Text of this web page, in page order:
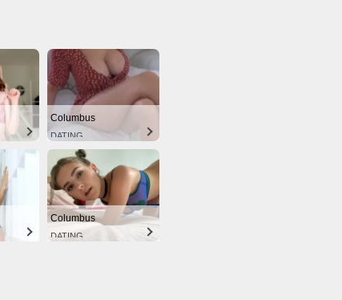
Columbus
DATING
Columbus
DATING